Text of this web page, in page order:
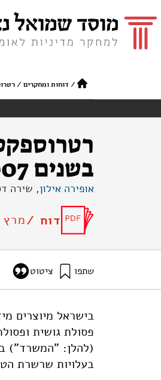
/דוחות ומחקרים /
בשנים 2022-2007
אופירה אילון, שירה
דוח /מרץ 2023
שתפו ציטוט
בישראל מיוצרים
פסולת גושית
(להלן: "המשרד")
בעלויות שרשרת